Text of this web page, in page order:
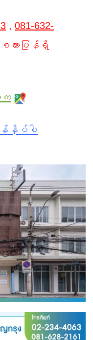
, 081-632-
ားပြန်ရှိ
က
န်နှိပ်ပါ